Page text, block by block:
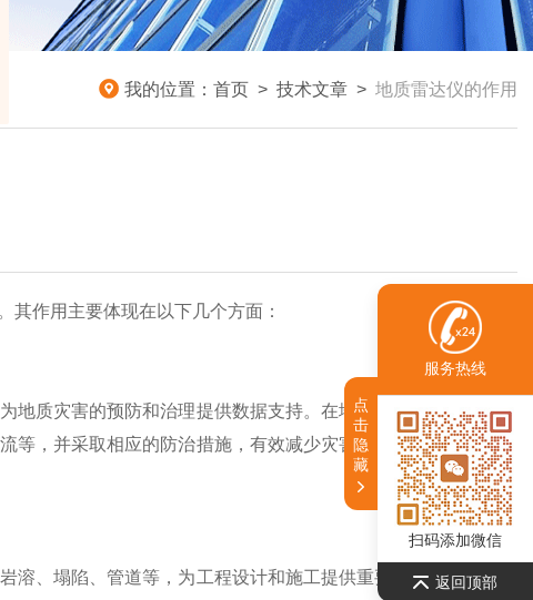
我的位置： 首页 > 技术文章 > 地质雷达仪的作用
作用主要体现在以下几个方面：
质灾害的预防和治理提供数据支持。在地质灾害易发区域，通
，并采取相应的防治措施，有效减少灾害带来的损失，保障人
、塌陷、管道等，为工程设计和施工提供重要参考。这有助于
服务热线
扫码添加微信
返回顶部
点
击
隐
藏